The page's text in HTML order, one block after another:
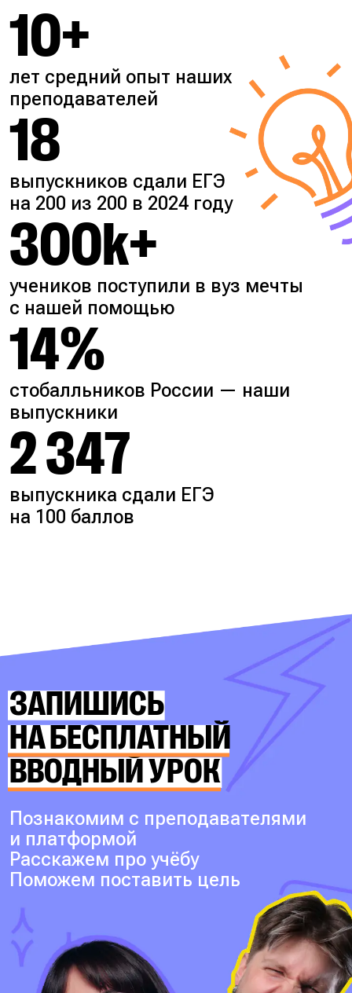
10+
лет средний опыт наших
преподавателей
18
выпускников сдали ЕГЭ
на 200 из 200 в 2024 году
300k+
учеников поступили в вуз мечты
с нашей помощью
14%
стобалльников России — наши
выпускники
2 347
выпускника сдали ЕГЭ
на 100 баллов
ЗАПИШИСЬ
НА БЕСПЛАТНЫЙ
ВВОДНЫЙ УРОК
Познакомим с преподавателями
и платформой
Расскажем про учёбу
Поможем поставить цель